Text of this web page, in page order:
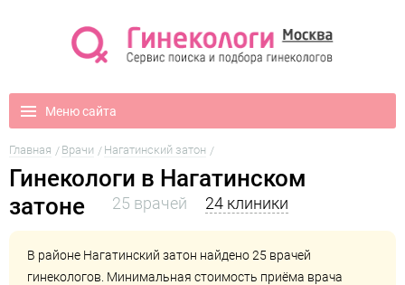
Меню сайта
Главная Врачи Нагатинский затон
Гинекологи в Нагатинском
затоне
25 врачей 24 клиники
В районе Нагатинский затон найдено 25 врачей
гинекологов. Минимальная стоимость приёма врача